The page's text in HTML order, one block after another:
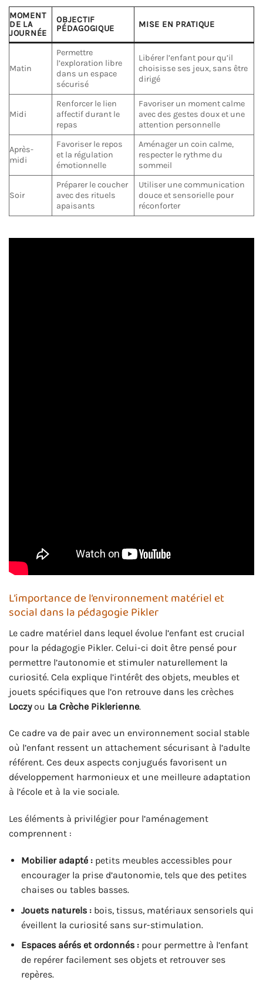
MOMENT
DE LA
JOURNÉE
OBJECTIF
PÉDAGOGIQUE
MISE EN PRATIQUE
Matin
Permettre
l’exploration libre
dans un espace
sécurisé
Libérer l’enfant pour qu’il
choisisse ses jeux, sans être
dirigé
Midi
Renforcer le lien
affectif durant le
repas
Favoriser un moment calme
avec des gestes doux et une
attention personnelle
Après-
midi
Favoriser le repos
et la régulation
émotionnelle
Aménager un coin calme,
respecter le rythme du
sommeil
Soir
Préparer le coucher
avec des rituels
apaisants
Utiliser une communication
douce et sensorielle pour
réconforter
L’importance de l’environnement matériel et
social dans la pédagogie Pikler
Le cadre matériel dans lequel évolue l’enfant est crucial
pour la pédagogie Pikler. Celui-ci doit être pensé pour
permettre l’autonomie et stimuler naturellement la
curiosité. Cela explique l’intérêt des objets, meubles et
jouets spécifiques que l’on retrouve dans les crèches
Loczyou La Crèche Piklerienne.
Ce cadre va de pair avec un environnement social stable
où l’enfant ressent un attachement sécurisant à l’adulte
référent. Ces deux aspects conjugués favorisent un
développement harmonieux et une meilleure adaptation
à l’école et à la vie sociale.
Les éléments à privilégier pour l’aménagement
comprennent :
Mobilier adapté :petits meubles accessibles pour
encourager la prise d’autonomie, tels que des petites
chaises ou tables basses.
Jouets naturels :bois, tissus, matériaux sensoriels qui
éveillent la curiosité sans sur-stimulation.
Espaces aérés et ordonnés :pour permettre à l’enfant
de repérer facilement ses objets et retrouver ses
repères.